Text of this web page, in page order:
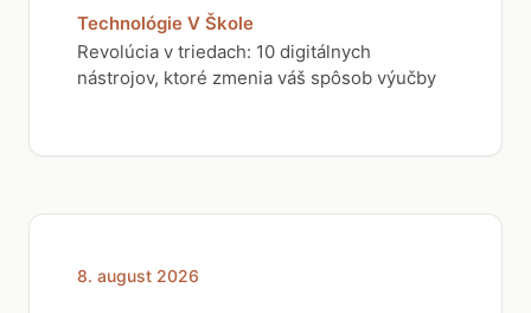
Technológie V Škole
Revolúcia v triedach: 10 digitálnych
nástrojov, ktoré zmenia váš spôsob výučby
8. august 2026